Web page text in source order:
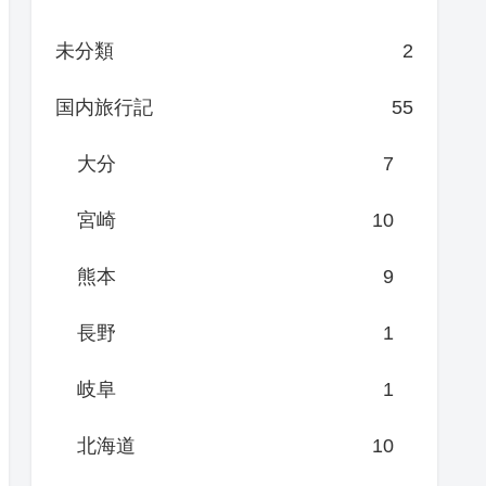
未分類 2
国内旅行記 55
大分 7
宮崎 10
熊本 9
長野 1
岐阜 1
北海道 10